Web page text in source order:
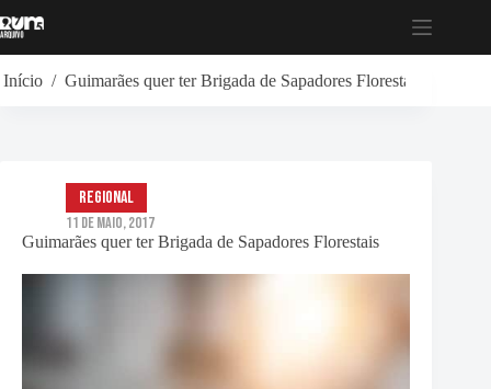
para
Início / Guimarães quer ter Brigada de Sapadores Florestais
Guimarães quer ter Brigada de Sapadores Florestais
Regional
11 de Maio, 2017